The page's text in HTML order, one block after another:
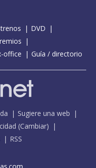
DVD
office Guía / directorio
Sugiere una web
(Cambiar)
RSS